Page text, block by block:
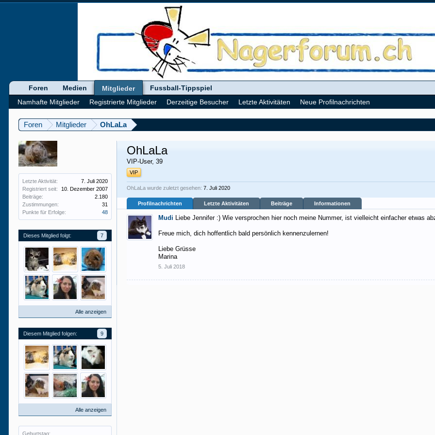
Foren Mitglieder OhLaLa
Letzte Aktivität:
7. Juli 2020
Registriert seit:
10. Dezember 2007
Beiträge:
2.180
Zustimmungen:
31
Punkte für Erfolge:
48
Dieses Mitglied folgt: 7
Alle anzeigen
Diesem Mitglied folgen: 9
Alle anzeigen
Geburtstag:
OhLaLa
VIP-User, 39
VIP
OhLaLa wurde zuletzt gesehen: 7. Juli 2020
Profilnachrichten Letzte Aktivitäten Beiträge Informationen
Mudi Liebe Jennifer :) Wie versprochen hier noch meine Nummer, ist vielleicht einfacher etwas
Freue mich, dich hoffentlich bald persönlich kennenzulernen!
Liebe Grüsse
Marina
5. Juli 2018
Foren Medien
Mitglieder
Namhafte Mitglieder
Registrierte Mitglieder Derzeitige Besucher Letzte Aktivitäten Neue Profilnachrichten
Fussball-Tippspiel